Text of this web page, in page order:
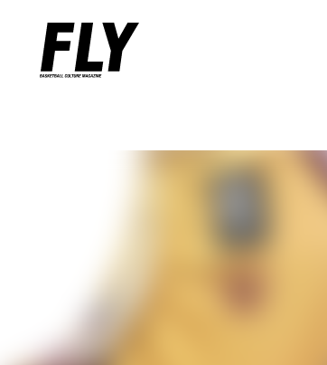
Warning
: Undefined variable $word_query in /